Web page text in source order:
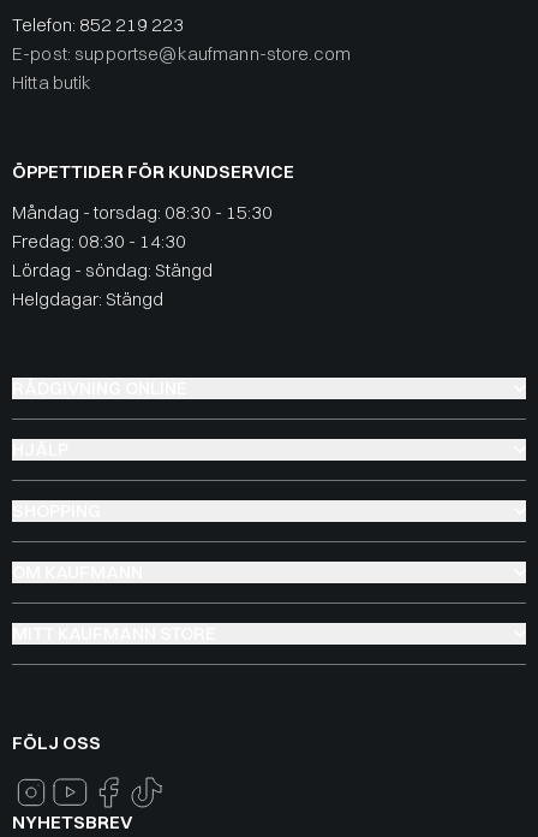
Telefon: 852 219 223
E-post: supportse@kaufmann-store.com
Hitta butik
ÖPPETTIDER FÖR KUNDSERVICE
Måndag - torsdag: 08:30 - 15:30
Fredag: 08:30 - 14:30
Lördag - söndag: Stängd
Helgdagar: Stängd
FÖLJ OSS
NYHETSBREV